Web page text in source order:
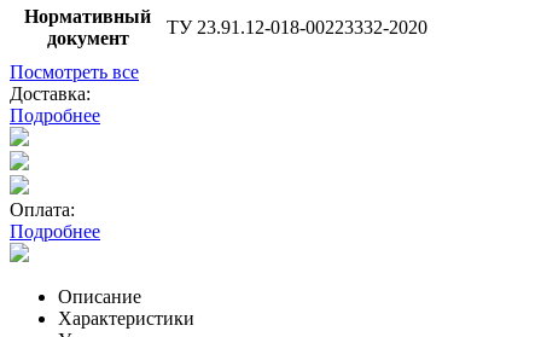
Нормативный
документ
ТУ 23.91.12-018-00223332-2020
Посмотреть все
Доставка:
Подробнее
Оплата:
Подробнее
Описание
Характеристики